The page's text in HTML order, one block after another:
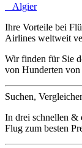
Algier
Ihre Vorteile bei
Airlines weltweit
Wir finden für Sie
von Hunderten
Suchen,
In drei schnellen &
Flug zum besten